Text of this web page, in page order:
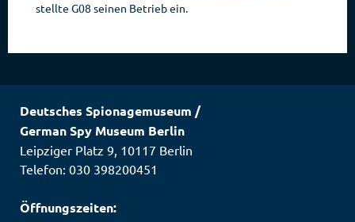
stellte G08 seinen Betrieb ein.
Deutsches Spionagemuseum /
German Spy Museum Berlin
Leipziger Platz 9, 10117 Berlin
Telefon: 030 398200451
Öffnungszeiten: